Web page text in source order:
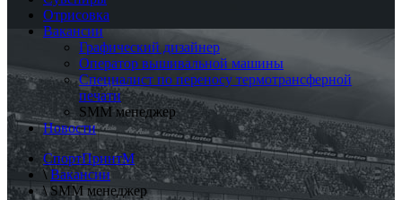
Отрисовка
Вакансии
Графический дизайнер
Оператор вышивальной машины
Специалист по переносу термотрансферной
печати
SMM менеджер
Новости
СпортПринтМ
\Вакансии
\SMM менеджер